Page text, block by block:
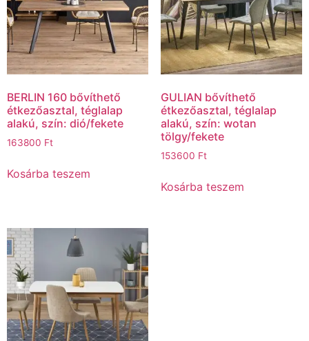
BERLIN 160 bővíthető
étkezőasztal, téglalap
alakú, szín: dió/fekete
163800 Ft
Kosárba teszem
GULIAN bővíthető
étkezőasztal, téglalap
alakú, szín: wotan
tölgy/fekete
153600 Ft
Kosárba teszem